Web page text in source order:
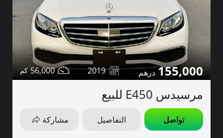
155,000
2019
56,000
مرسيدس E450 للبيع
تواصل التفاصيل مشاركة